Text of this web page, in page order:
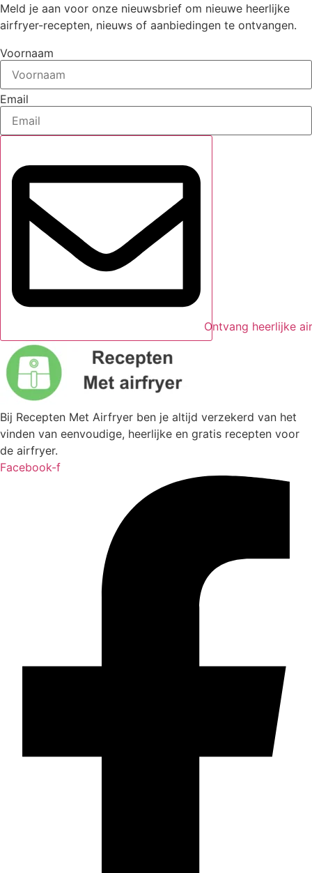
Meld je aan voor onze nieuwsbrief om nieuwe heerlijke
airfryer-recepten, nieuws of aanbiedingen te ontvangen.
Voornaam
Email
Ontvang heerlijke
Bij Recepten Met Airfryer ben je altijd verzekerd van het
vinden van eenvoudige, heerlijke en gratis recepten voor
de airfryer.
Facebook-f